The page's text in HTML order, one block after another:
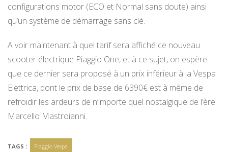
configurations motor (ECO et Normal sans doute) ainsi
qu’un système de démarrage sans clé.
A voir maintenant à quel tarif sera affiché ce nouveau
scooter électrique Piaggio One, et à ce sujet, on espère
que ce dernier sera proposé à un prix inférieur à la Vespa
Elettrica, dont le prix de base de 6390€ est à même de
refroidir les ardeurs de n’importe quel nostalgique de l’ère
Marcello Mastroianni.
TAGS : Piaggio Vespa